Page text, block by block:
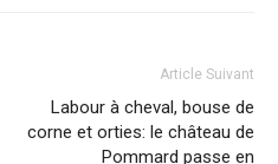
Article Suivant
Labour à cheval, bouse de
corne et orties: le château de
Pommard passe en